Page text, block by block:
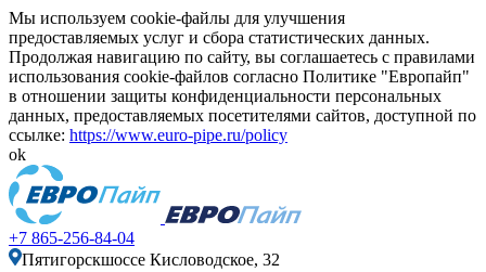
Мы используем cookie-файлы для улучшения
предоставляемых услуг и сбора статистических данных.
Продолжая навигацию по сайту, вы соглашаетесь с правилами
использования cookie-файлов согласно Политике "Европайп"
в отношении защиты конфиденциальности персональных
данных, предоставляемых посетителями сайтов, доступной по
ссылке: https://www.euro-pipe.ru/policy
ok
+7 865-256-84-04
Пятигорскшоссе Кисловодское, 32